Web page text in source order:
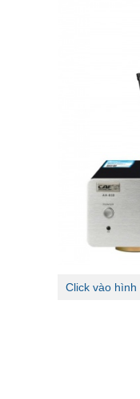
Click vào